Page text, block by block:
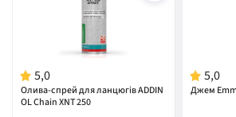
5,0
Олива-спрей для ланцюгів ADDIN
OL Chain XNT 250
5,0
Джем